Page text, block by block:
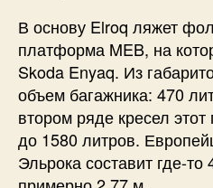
В основу Elroq ляжет
платформа MEB, на
Skoda Enyaq. Из
объем багажника: 470
втором ряде кресел этот
до 1580 литров.
Эльрока составит где-